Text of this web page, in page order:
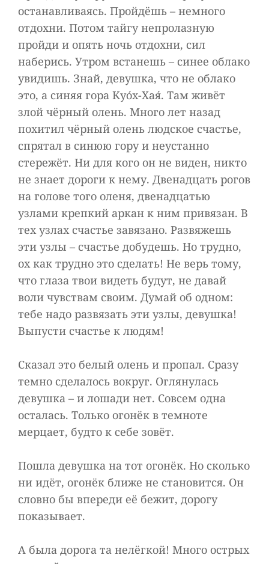
останавливаясь. Пройдёшь – немного
отдохни. Потом тайгу непролазную
пройди и опять ночь отдохни, сил
наберись. Утром встанешь – синее облако
увидишь. Знай, девушка, что не облако
это, а синяя гора Куо́х-Хая́. Там живёт
злой чёрный олень. Много лет назад
похитил чёрный олень людское счастье,
спрятал в синюю гору и неустанно
стережёт. Ни для кого он не виден, никто
не знает дороги к нему. Двенадцать рогов
на голове того оленя, двенадцатью
узлами крепкий аркан к ним привязан. В
тех узлах счастье завязано. Развяжешь
эти узлы – счастье добудешь. Но трудно,
ох как трудно это сделать! Не верь тому,
что глаза твои видеть будут, не давай
воли чувствам своим. Думай об одном:
тебе надо развязать эти узлы, девушка!
Выпусти счастье к людям!
Сказал это белый олень и пропал. Сразу
темно сделалось вокруг. Оглянулась
девушка – и лошади нет. Совсем одна
осталась. Только огонёк в темноте
мерцает, будто к себе зовёт.
Пошла девушка на тот огонёк. Но сколько
ни идёт, огонёк ближе не становится. Он
словно бы впереди её бежит, дорогу
показывает.
А была дорога та нелёгкой! Много острых